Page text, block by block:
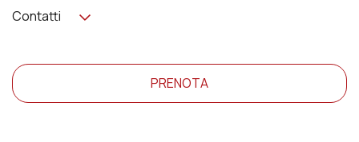
Contatti
PRENOTA